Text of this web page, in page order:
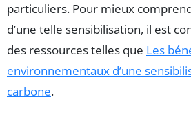
particuliers. Pour mieux
d’une telle sensibilisation, il est
des ressources telles que Les
environnementaux d’une
carbone.